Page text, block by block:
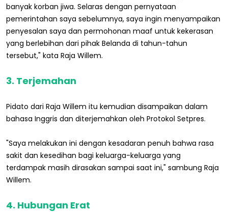
banyak korban jiwa. Selaras dengan pernyataan
pemerintahan saya sebelumnya, saya ingin menyampaikan
penyesalan saya dan permohonan maaf untuk kekerasan
yang berlebihan dari pihak Belanda di tahun-tahun
tersebut," kata Raja Willem.
3. Terjemahan
Pidato dari Raja Willem itu kemudian disampaikan dalam
bahasa Inggris dan diterjemahkan oleh Protokol Setpres.
"Saya melakukan ini dengan kesadaran penuh bahwa rasa
sakit dan kesedihan bagi keluarga-keluarga yang
terdampak masih dirasakan sampai saat ini," sambung Raja
Willem.
4. Hubungan Erat